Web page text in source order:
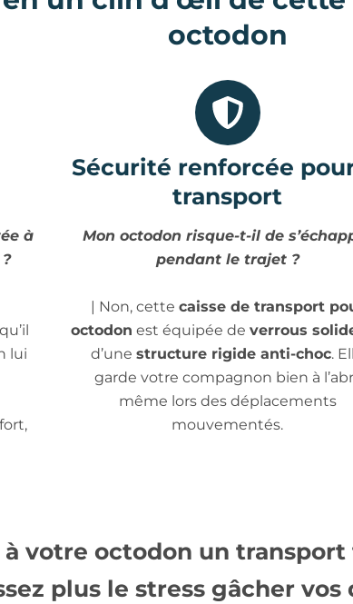
octodon
à
lui
Sécurité renforcée
transport
Mon octodon risque-t-il de
pendant le trajet ?
| Non, cette caisse de transport
octodon est équipée de verrous
d’unestructure rigide anti-choc.
garde votre compagnon bien à
même lors des déplacements
mouvementés.
à votre octodon un
plus le stress gâcher